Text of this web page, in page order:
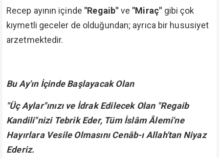
Recep ayının içinde "Regaib" ve "Miraç" gibi çok
kıymetli geceler de olduğundan; ayrıca bir hususiyet
arzetmektedir.
Bu Ay'ın İçinde Başlayacak Olan
"Üç Aylar"ınızı ve İdrak Edilecek Olan "Regaib
Kandili"nizi Tebrik Eder, Tüm İslâm Âlemi'ne
Hayırlara Vesile Olmasını Cenâb-ı Allah'tan Niyaz
Ederiz.